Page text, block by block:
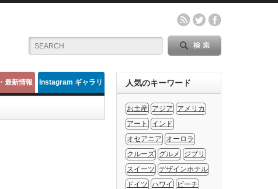
最新情報 Instagram ギャラリ 人気のキーワード
お土産 アジア
アメリカ
アート
インド
オセアニア
オーロラ
クルーズ グルメ
ジブリ
スイーツ デザインホテル
ドイツ ハワイ
ビーチ